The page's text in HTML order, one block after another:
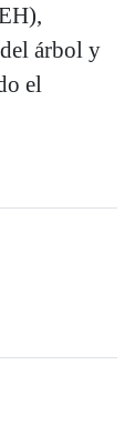
árbol y
el